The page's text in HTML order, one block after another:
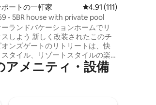
中4.94つ星の平均評価
ポートの一軒家 レビュー111件、5つ
4.91 (111)
- 5BR house with private pool
ランドバケーションホームでリ
しく改装されたこのチ
オンズゲートのリトリートは、快
タイル、リゾートスタイルの楽
璧に融合しています。広々とし
グ、モダンなベッドルーム、設
ア⁠メ⁠ニ⁠テ⁠ィ⁠・⁠設⁠備